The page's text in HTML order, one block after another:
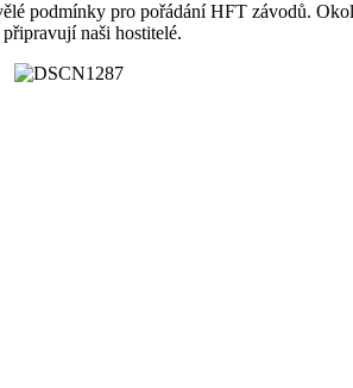
podmínky pro pořádání HFT závodů.
naši hostitelé.